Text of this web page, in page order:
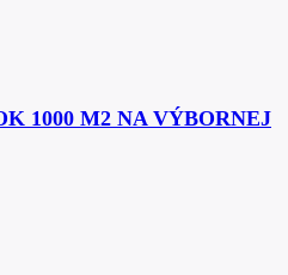
1000 M2 NA VÝBORNEJ